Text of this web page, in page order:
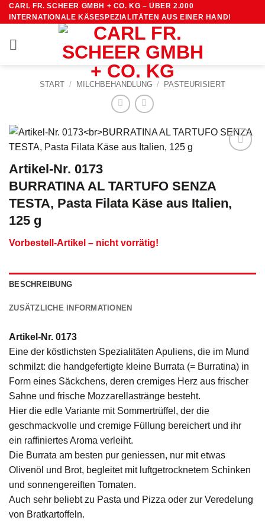
Zum
Inhalt
CARL FR. SCHEER GMBH + CO. KG – ÜBER 2.000
INTERNATIONALE KÄSESPEZIALITÄTEN AUS EINER HAND!
START / MILCHBEHANDLUNG / PASTEURISIERT
Artikel-Nr. 0173
BURRATINA AL TARTUFO SENZA
TESTA, Pasta Filata Käse aus Italien,
125 g
Vorbestell-Artikel – nicht vorrätig!
BESCHREIBUNG
ZUSÄTZLICHE INFORMATIONEN
Artikel-Nr. 0173
Eine der köstlichsten Spezialitäten Apuliens, die im Mund
schmilzt: die handgefertigte kleine Burrata (= Burratina) in
Form eines Säckchens, deren cremiges Herz aus frischer
Sahne und frische Mozzarellastränge besteht.
Hier die edle Variante mit Sommertrüffel, der die
geschmackvolle und cremige Füllung bereichert und ihr
ein raffiniertes Aroma verleiht.
Die Burrata am besten pur geniessen, nur mit etwas
Olivenöl und Brot, begleitet mit luftgetrocknetem Schinken
und sonnengereiften Tomaten.
Auch sehr beliebt zu Pasta und Pizza oder zur Veredelung
von Bratkartoffeln.